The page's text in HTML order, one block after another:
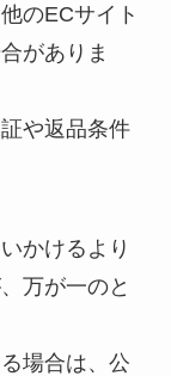
のECサイト
がありま
や返品条件
かけるより
万が一のと
場合は、公